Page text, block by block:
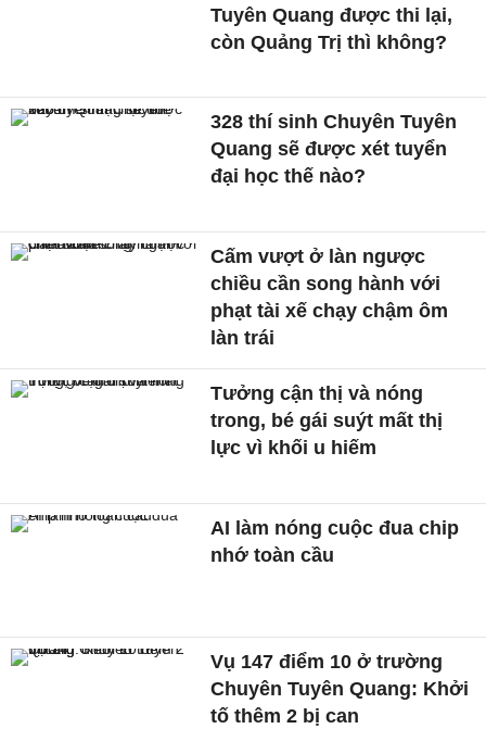
Tuyên Quang được thi lại,
còn Quảng Trị thì không?
328 thí sinh Chuyên Tuyên
Quang sẽ được xét tuyển
đại học thế nào?
Cấm vượt ở làn ngược
chiều cần song hành với
phạt tài xế chạy chậm ôm
làn trái
Tưởng cận thị và nóng
trong, bé gái suýt mất thị
lực vì khối u hiếm
AI làm nóng cuộc đua chip
nhớ toàn cầu
Vụ 147 điểm 10 ở trường
Chuyên Tuyên Quang: Khởi
tố thêm 2 bị can